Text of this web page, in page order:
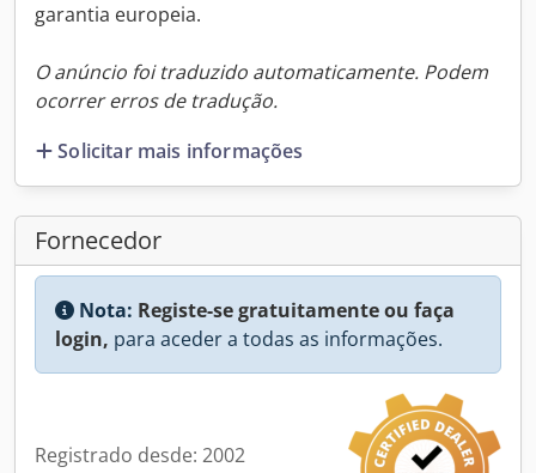
garantia europeia.
O anúncio foi traduzido automaticamente. Podem
ocorrer erros de tradução.
Solicitar mais informações
Fornecedor
Nota: Registe-se gratuitamente ou faça
login, para aceder a todas as informações.
Registrado desde: 2002